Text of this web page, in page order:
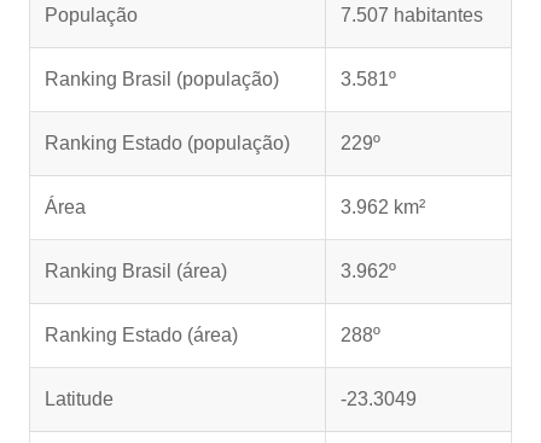
População 7.507 habitantes
Ranking Brasil (população) 3.581º
Ranking Estado (população) 229º
Área 3.962 km²
Ranking Brasil (área) 3.962º
Ranking Estado (área) 288º
Latitude -23.3049